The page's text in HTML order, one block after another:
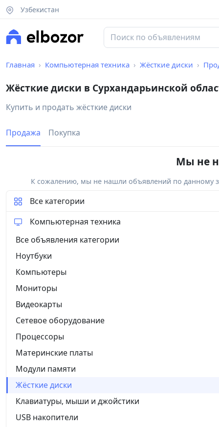
Узбекистан
Главная Компьютерная техника Жёсткие диски
Жёсткие диски в Сурхандарьинской
Купить и продать жёсткие диски
Продажа Покупка
Мы не
К сожалению, мы не нашли объявлений по данному
Все категории
Компьютерная техника
Все объявления категории
Ноутбуки
Компьютеры
Мониторы
Видеокарты
Сетевое оборудование
Процессоры
Материнские платы
Модули памяти
Жёсткие диски
Клавиатуры, мыши и джойстики
USB накопители